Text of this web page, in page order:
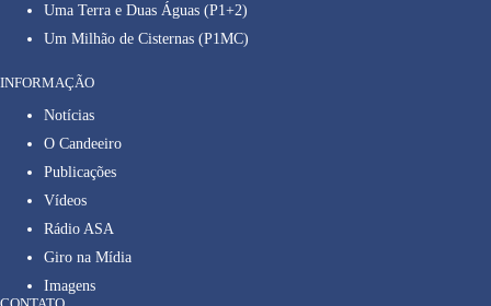
Uma Terra e Duas Águas (P1+2)
Um Milhão de Cisternas (P1MC)
INFORMAÇÃO
Notícias
O Candeeiro
Publicações
Vídeos
Rádio ASA
Giro na Mídia
Imagens